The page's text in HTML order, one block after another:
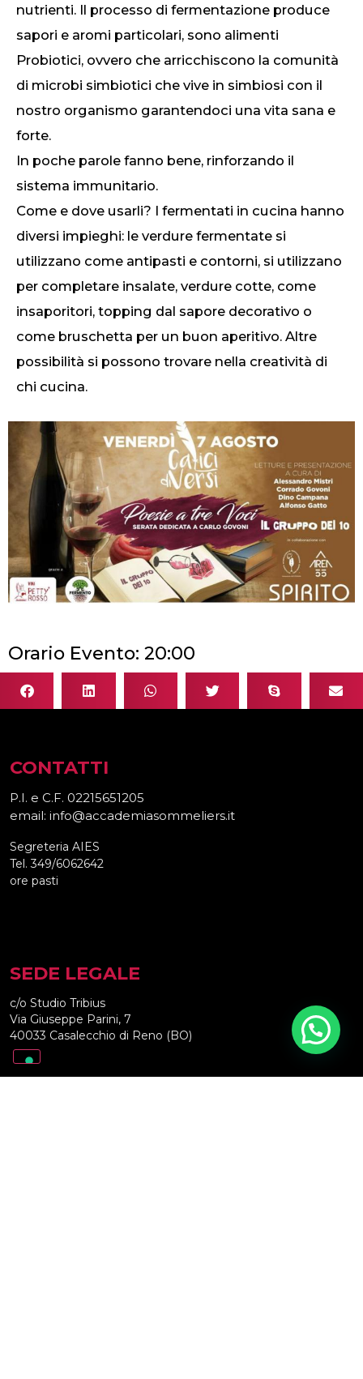
nutrienti. Il processo di fermentazione produce
sapori e aromi particolari, sono alimenti
Probiotici, ovvero che arricchiscono la comunità
di microbi simbiotici che vive in simbiosi con il
nostro organismo garantendoci una vita sana e
forte.
In poche parole fanno bene, rinforzando il
sistema immunitario.
Come e dove usarli? I fermentati in cucina hanno
diversi impieghi: le verdure fermentate si
utilizzano come antipasti e contorni, si utilizzano
per completare insalate, verdure cotte, come
insaporitori, topping dal sapore decorativo o
come bruschetta per un buon aperitivo. Altre
possibilità si possono trovare nella creatività di
chi cucina.
Orario Evento: 20:00
CONTATTI
P.I. e C.F. 02215651205
email: info@accademiasommeliers.it
Segreteria AIES
Tel. 349/6062642
ore pasti
SEDE LEGALE
c/o Studio Tribius
Via Giuseppe Parini, 7
40033 Casalecchio di Reno (BO)